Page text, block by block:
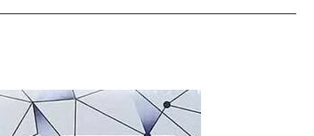
Starsat
230H